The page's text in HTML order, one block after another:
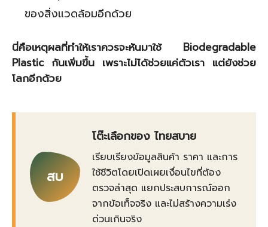
ของสิ่งแวดล้อมอีกด้วย
นี่คือเหตุผลที่ทำให้เราควรจะหันมาใช้ Biodegradable
Plastic กันเพิ่มขึ้น เพราะไม่ได้ช่วยแค่ตัวเรา แต่ยังช่วย
โลกอีกด้วย
สบ
โต๊ะเลือกของ ไทยสบาย
เรียบเรียงข้อมูลสินค้า ราคา และการ
ใช้ชีวิตโดยเปิดเผยเงื่อนไขที่ต้อง
ตรวจล่าสุด แยกประสบการณ์ออก
จากข้อเท็จจริง และไม่สร้างความเร่ง
ด่วนเกินจริง